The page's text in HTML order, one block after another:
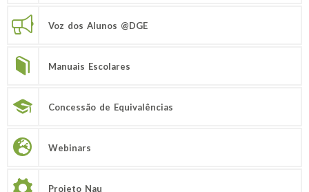
Voz dos Alunos @DGE
Manuais Escolares
Concessão de Equivalências
Webinars
Projeto Nau